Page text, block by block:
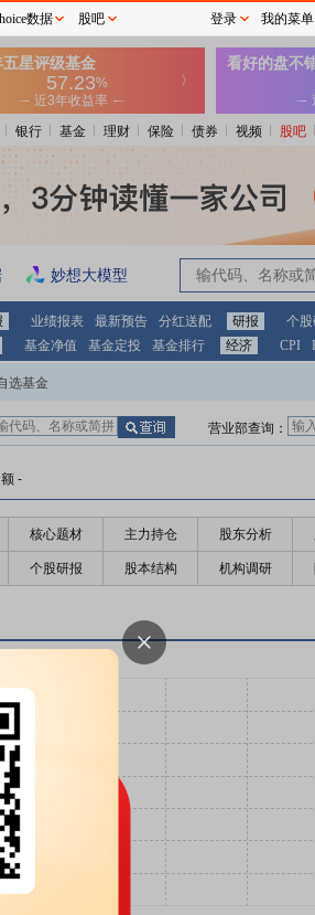
银行 基金 理财 保险 债券 视频 股吧
妙想大模型
业绩报表 最新预告 分红送配 研报 个股
基金净值 基金定投 基金排行 经济 CPI
选基金
营业部查询：
-
核心题材 主力持仓 股东分析
个股研报 股本结构 机构调研
数据 股吧 登录 我的菜单